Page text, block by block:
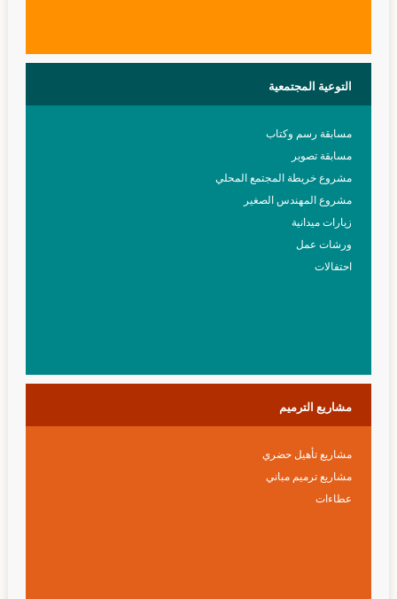
التوعية المجتمعية
مسابقة رسم وكتاب
مسابقة تصوير
مشروع خريطة المجتمع المحلي
مشروع المهندس الصغير
زيارات ميدانية
ورشات عمل
احتفالات
مشاريع الترميم
مشاريع تأهيل حضري
مشاريع ترميم مباني
عطاءات